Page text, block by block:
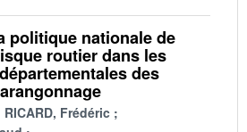
politique nationale de
routier dans les
des
RICARD, Frédéric